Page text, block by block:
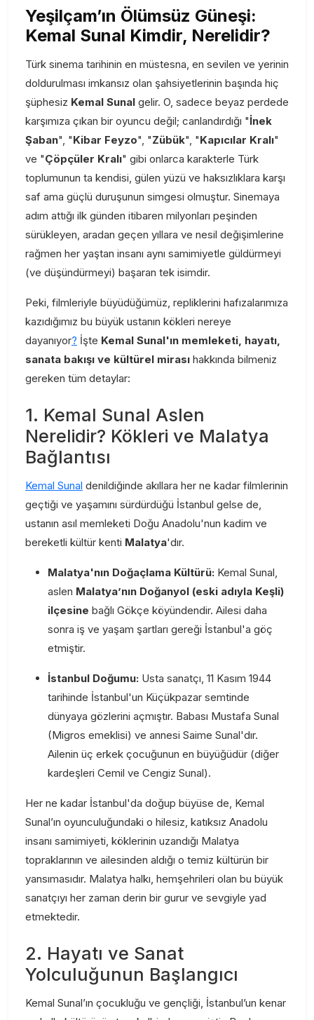
Yeşilçam’ın Ölümsüz Güneşi:
Kemal Sunal Kimdir, Nerelidir?
Türk sinema tarihinin en müstesna, en sevilen ve yerinin
doldurulması imkansız olan şahsiyetlerinin başında hiç
şüphesiz Kemal Sunal gelir. O, sadece beyaz perdede
karşımıza çıkan bir oyuncu değil; canlandırdığı "İnek
Şaban", "Kibar Feyzo", "Zübük", "Kapıcılar Kralı"
ve "Çöpçüler Kralı" gibi onlarca karakterle Türk
toplumunun ta kendisi, gülen yüzü ve haksızlıklara karşı
saf ama güçlü duruşunun simgesi olmuştur. Sinemaya
adım attığı ilk günden itibaren milyonları peşinden
sürükleyen, aradan geçen yıllara ve nesil değişimlerine
rağmen her yaştan insanı aynı samimiyetle güldürmeyi
(ve düşündürmeyi) başaran tek isimdir.
Peki, filmleriyle büyüdüğümüz, repliklerini hafızalarımıza
kazıdığımız bu büyük ustanın kökleri nereye
dayanıyor? İşte Kemal Sunal'ın memleketi, hayatı,
sanata bakışı ve kültürel mirası hakkında bilmeniz
gereken tüm detaylar:
1. Kemal Sunal Aslen
Nerelidir? Kökleri ve Malatya
Bağlantısı
Kemal Sunal denildiğinde akıllara her ne kadar filmlerinin
geçtiği ve yaşamını sürdürdüğü İstanbul gelse de,
ustanın asıl memleketi Doğu Anadolu'nun kadim ve
bereketli kültür kenti Malatya'dır.
Malatya'nın Doğaçlama Kültürü: Kemal Sunal,
aslen Malatya’nın Doğanyol (eski adıyla Keşli)
ilçesine bağlı Gökçe köyündendir. Ailesi daha
sonra iş ve yaşam şartları gereği İstanbul'a göç
etmiştir.
İstanbul Doğumu: Usta sanatçı, 11 Kasım 1944
tarihinde İstanbul'un Küçükpazar semtinde
dünyaya gözlerini açmıştır. Babası Mustafa Sunal
(Migros emeklisi) ve annesi Saime Sunal'dır.
Ailenin üç erkek çocuğunun en büyüğüdür (diğer
kardeşleri Cemil ve Cengiz Sunal).
Her ne kadar İstanbul'da doğup büyüse de, Kemal
Sunal’ın oyunculuğundaki o hilesiz, katıksız Anadolu
insanı samimiyeti, köklerinin uzandığı Malatya
topraklarının ve ailesinden aldığı o temiz kültürün bir
yansımasıdır. Malatya halkı, hemşehrileri olan bu büyük
sanatçıyı her zaman derin bir gurur ve sevgiyle yad
etmektedir.
2. Hayatı ve Sanat
Yolculuğunun Başlangıcı
Kemal Sunal’ın çocukluğu ve gençliği, İstanbul’un kenar